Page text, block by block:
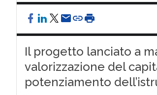
Il progetto lanciato a
valorizzazione del
potenziamento